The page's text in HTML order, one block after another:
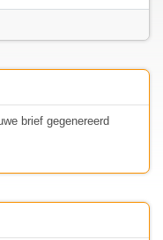
brief gegenereerd